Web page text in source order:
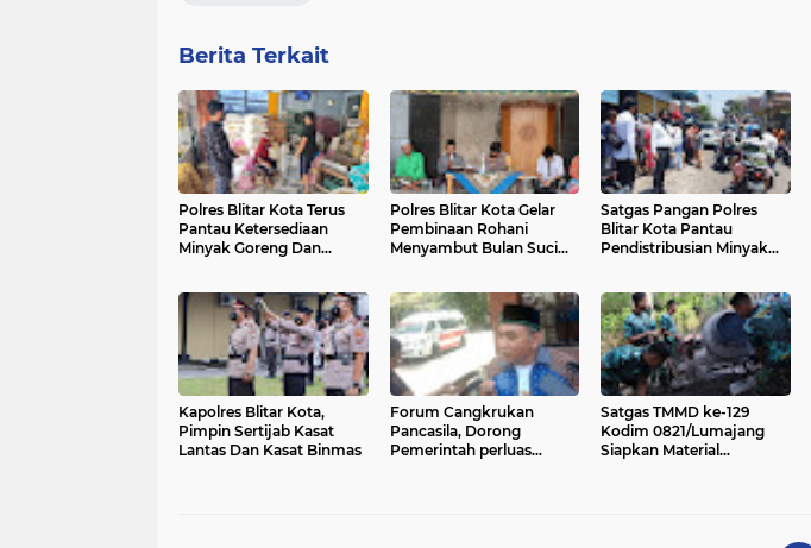
Berita Terkait
Polres Blitar Kota Terus
Pantau Ketersediaan
Minyak Goreng Dan
Polres Blitar Kota Gelar
Pembinaan Rohani
Menyambut Bulan Suci
Satgas Pangan Polres
Blitar Kota Pantau
Pendistribusian Minyak
Kota Blitar
Kapolres Blitar Kota,
Pimpin Sertijab Kasat
Lantas Dan Kasat Binmas
Forum Cangkrukan
Pancasila, Dorong
Pemerintah perluas
Satgas TMMD ke-129
Kodim 0821/Lumajang
Siapkan Material